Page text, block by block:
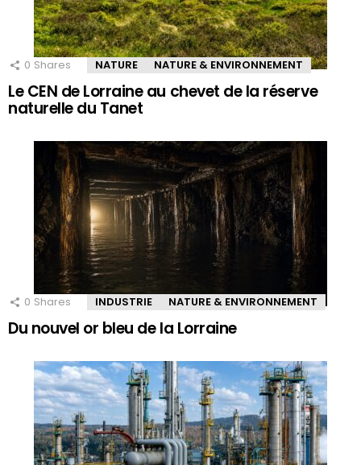
0 Shares NATURE NATURE & ENVIRONNEMENT
Le CEN de Lorraine au chevet de la réserve
naturelle du Tanet
0 Shares INDUSTRIE NATURE & ENVIRONNEMENT
Du nouvel or bleu de la Lorraine